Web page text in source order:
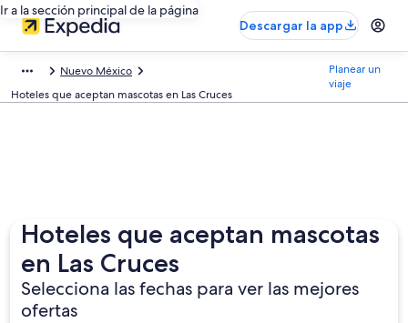
Ir a la sección principal de la página
Descargar la app
Nuevo México
Hoteles que aceptan mascotas en Las Cruces
Planear un
viaje
Hoteles que aceptan mascotas
en Las Cruces
Selecciona las fechas para ver las mejores
ofertas